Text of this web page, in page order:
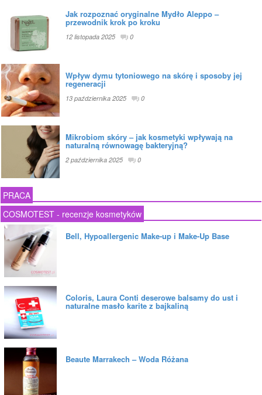
Jak rozpoznać oryginalne Mydło Aleppo –
przewodnik krok po kroku
12 listopada 2025 0
Wpływ dymu tytoniowego na skórę i sposoby jej
regeneracji
13 października 2025 0
Mikrobiom skóry – jak kosmetyki wpływają na
naturalną równowagę bakteryjną?
2 października 2025 0
PRACA
COSMOTEST - recenzje kosmetyków
Bell, Hypoallergenic Make-up i Make-Up Base
Coloris, Laura Conti deserowe balsamy do ust i
naturalne masło karite z bajkaliną
Beaute Marrakech – Woda Różana